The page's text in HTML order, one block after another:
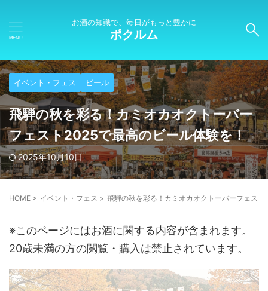
お酒の知識で、毎日がもっと豊かに
ポクルム
イベント・フェス ビール
飛騨の秋を彩る！カミオカオクトーバー
フェスト2025で最高のビール体験を！
2025年10月10日
HOME > イベント・フェス > 飛騨の秋を彩る！カミオカオクトーバーフェス
※このページにはお酒に関する内容が含まれます。
20歳未満の方の閲覧・購入は禁止されています。